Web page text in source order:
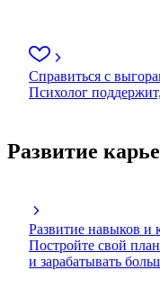
Справиться с
Психолог
Развитие
Развитие навыков и
Постройте свой
и зарабатывать